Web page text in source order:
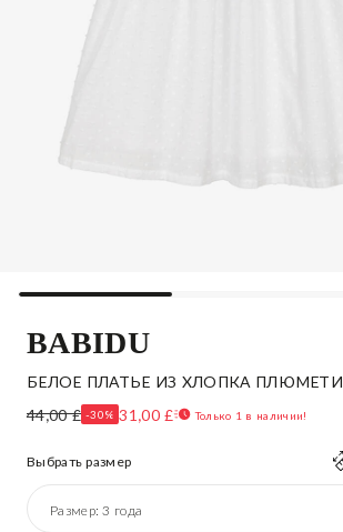
BABIDU
БЕЛОЕ ПЛАТЬЕ ИЗ ХЛОПКА ПЛЮМЕТИ
44,00 £ -30% 31,00 £ Только 1 в наличии!
Выбрать размер
Размер:3 года